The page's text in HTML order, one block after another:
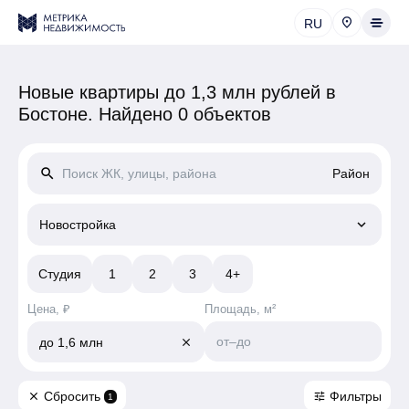
RU
Новые квартиры до 1,3 млн рублей в
Бостоне. Найдено 0 объектов
search Район
Новостройка keyboard_arrow_down
Студия 1 2 3 4+
Цена, ₽
до 1,6 млн close
Площадь, м²
от–до
close Сбросить 1 tune Фильтры